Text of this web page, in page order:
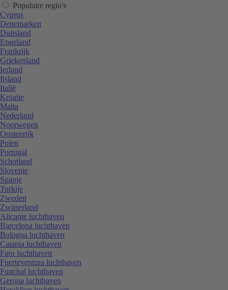
Populaire regio's
Cyprus
Denemarken
Duitsland
Engeland
Frankrijk
Griekenland
Ierland
Ijsland
Italië
Kroatie
Malta
Nederland
Noorwegen
Oostenrijk
Polen
Portugal
Schotland
Slovenie
Spanje
Turkije
Zweden
Zwitserland
Alicante luchthaven
Barcelona luchthaven
Bologna luchthaven
Catania luchthaven
Faro luchthaven
Fuerteventura luchthaven
Funchal luchthaven
Gerona luchthaven